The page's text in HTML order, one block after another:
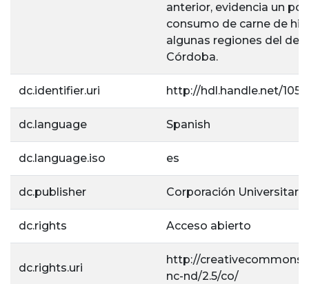
anterior, evidencia un
consumo de carne de
algunas regiones del
Córdoba.
dc.identifier.uri http://hdl.handle.net/
dc.language Spanish
dc.language.iso es
dc.publisher Corporación
dc.rights Acceso abierto
dc.rights.uri
http://
nc-nd/2.5/co/